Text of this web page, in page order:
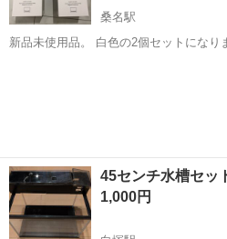
桑名駅
新品未使用品。 白色の2個セットになります。 他にも色々出
45センチ水槽セ
1,000円